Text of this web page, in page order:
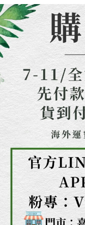
易，需依本服務之必要範
權轉讓予恩沛科技股份有
２．關於個人資料處理事
https://aftee.tw/terms/
３．未成年的使用者請事
「AFTEE先享後付」，若
任。
４．使用「AFTEE先享後
時審查核予不同之上限額
請求用戶進行身份認證。
５．嚴禁一人註冊多個帳
恩沛科技股份有限公司將